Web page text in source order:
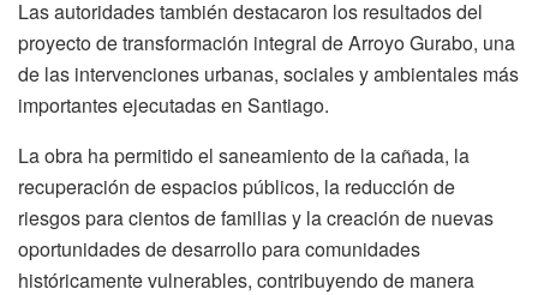
Las autoridades también destacaron los resultados del
proyecto de transformación integral de Arroyo Gurabo, una
de las intervenciones urbanas, sociales y ambientales más
importantes ejecutadas en Santiago.
La obra ha permitido el saneamiento de la cañada, la
recuperación de espacios públicos, la reducción de
riesgos para cientos de familias y la creación de nuevas
oportunidades de desarrollo para comunidades
históricamente vulnerables, contribuyendo de manera